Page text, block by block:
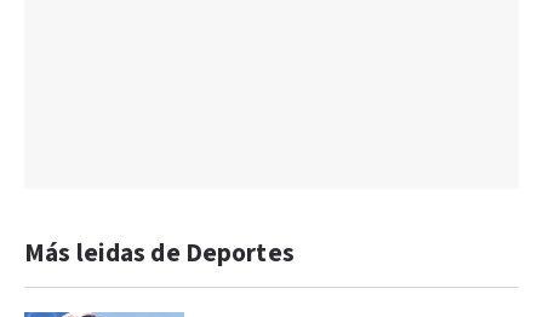
Más leidas de Deportes